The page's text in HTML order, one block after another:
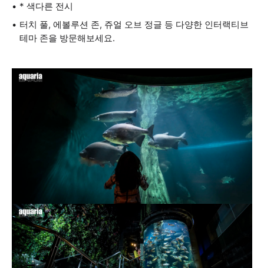
* 색다른 전시
터치 풀, 에볼루션 존, 쥬얼 오브 정글 등 다양한 인터랙티브
테마 존을 방문해보세요.